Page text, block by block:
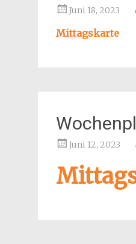
Juni 18, 2023
Mittagskarte
Juni 12, 2023